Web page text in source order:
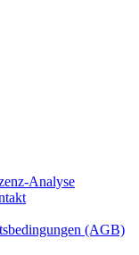
Analyse
(AGB)